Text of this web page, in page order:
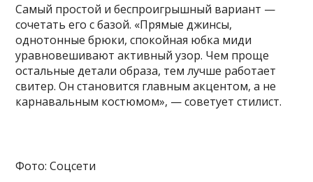
Самый простой и беспроигрышный вариант —
сочетать его с базой. «Прямые джинсы,
однотонные брюки, спокойная юбка миди
уравновешивают активный узор. Чем проще
остальные детали образа, тем лучше работает
свитер. Он становится главным акцентом, а не
карнавальным костюмом», — советует стилист.
Фото: Соцсети